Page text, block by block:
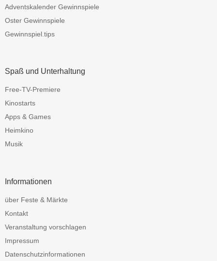
Adventskalender Gewinnspiele
Oster Gewinnspiele
Gewinnspiel.tips
Spaß und Unterhaltung
Free-TV-Premiere
Kinostarts
Apps & Games
Heimkino
Musik
Informationen
über Feste & Märkte
Kontakt
Veranstaltung vorschlagen
Impressum
Datenschutzinformationen